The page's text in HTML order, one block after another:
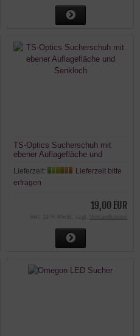
TS-Optics Sucherschuh mit
ebener Auflagefläche und
Lieferzeit:
Lieferzeit bitte
erfragen
19,00 EUR
inkl. 19 % MwSt. zzgl. Versandkosten